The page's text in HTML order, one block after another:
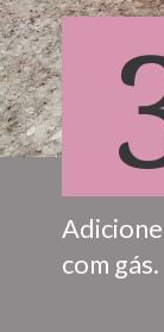
com gás.